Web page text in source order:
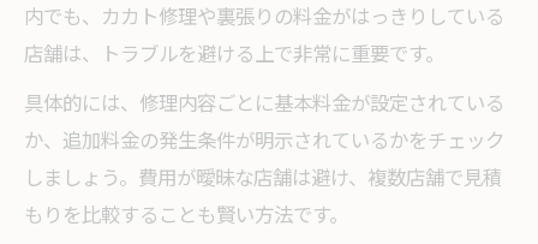
内でも、カカト修理や裏張りの料金がはっきりしている
店舗は、トラブルを避ける上で非常に重要です。
具体的には、修理内容ごとに基本料金が設定されている
か、追加料金の発生条件が明示されているかをチェック
しましょう。費用が曖昧な店舗は避け、複数店舗で見積
もりを比較することも賢い方法です。